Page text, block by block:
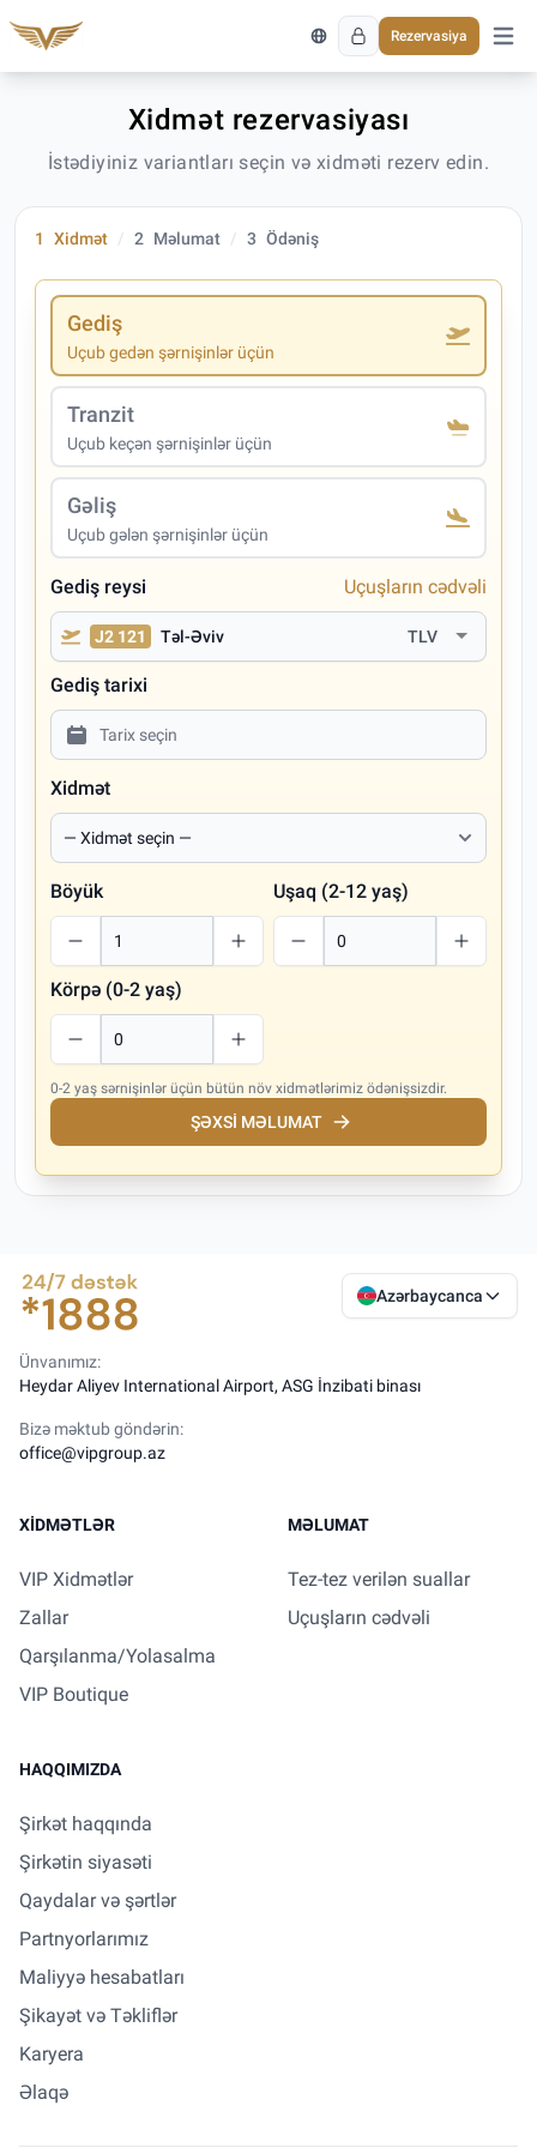
Rezervasiya
Əsas
Xidmət rezervasiyası
İstədiyiniz variantları seçin və xidməti rezerv edin.
1 Xidmət 2 Məlumat 3 Ödəniş
Gediş
Uçub gedən şərnişinlər üçün
Tranzit
Uçub keçən şərnişinlər üçün
Gəliş
Uçub gələn şərnişinlər üçün
Gediş reysi Uçuşların cədvəli
J2 121 Təl-Əviv TLV
Gediş tarixi
Xidmət
Böyük Uşaq (2-12 yaş)
Körpə (0-2 yaş)
0-2 yaş sərnişinlər üçün bütün növ xidmətlərimiz ödənişsizdir.
ŞƏXSI MƏLUMAT
Azərbaycanca
Ünvanımız:
Heydar Aliyev International Airport, ASG İnzibati binası
Bizə məktub göndərin:
office@vipgroup.az
XIDMƏTLƏR
VIP Xidmətlər
Zallar
Qarşılanma/Yolasalma
VIP Boutique
MƏLUMAT
Tez-tez verilən suallar
Uçuşların cədvəli
HAQQIMIZDA
Şirkət haqqında
Şirkətin siyasəti
Qaydalar və şərtlər
Partnyorlarımız
Maliyyə hesabatları
Şikayət və Təkliflər
Karyera
Əlaqə